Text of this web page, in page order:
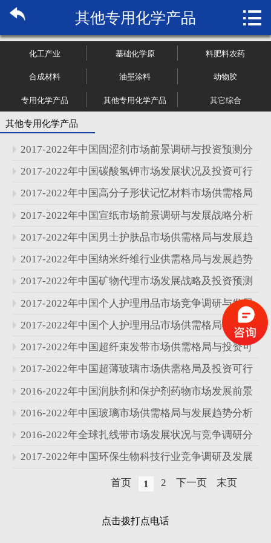
 首页
关于博纳
管理咨询
大数据
新闻资讯
加入我们
其他专用化学产品 
化工产业 基础化学原 料肥料农药
合成材料 油墨涂料 动物胶
专用化学产品 其他专用化学产品 其它综合
其他专用化学产品
2017-2022年中国固涩剂市场前景调研与投资预测分
析报告
2017-2022年中国碳酸氢钾市场发展状况及投资可行
性研究报告
2017-2022年中国高分子形状记忆材料市场供需格局
与发展前景分析报告
2017-2022年中国宣纸市场前景调研与发展战略分析
报告
2017-2022年中国男士护肤品市场供需格局与发展趋
势分析报告
2017-2022年中国纳米纤维行业供需格局与发展趋势
分析报告
2017-2022年中国矿物代理市场发展战略及投资预测
分析报告
2017-2022年中国个人护理用品市场竞争调研与发展
状况分析报告
2017-2022年中国个人护理用品市场供需格局与发展
趋势分析报告
2017-2022年中国超纤束发带市场供需格局与投资可
行性研究报告
2017-2022年中国超薄玻璃市场供需格局及投资可行
性研究报告
2016-2022年中国润肤剂和保护剂药物市场发展前景
与投资可行性研究报告
2016-2022年中国玻璃市场供需格局与发展趋势分析
报告
2016-2022年全球扎线带市场发展状况与竞争调研分
析报告
2017-2022年中国环保生物科技行业竞争调研及发展
首页 1 2 下一页 末页
点击拨打点电话